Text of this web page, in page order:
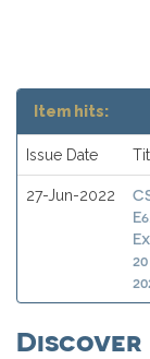
Item hits:
Issue Date
27-Jun-2022
Discover